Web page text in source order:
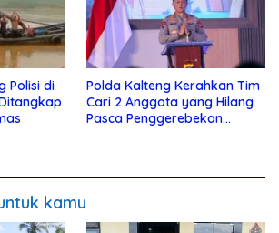
Polisi di
Polda Kalteng Kerahkan Tim
Cari 2 Anggota yang Hilang
Pasca Penggerebekan
kamu